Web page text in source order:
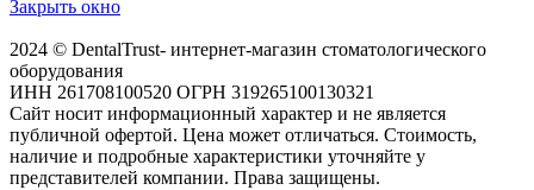
Закрыть окно
2024 © DentalTrust- интернет-магазин стоматологического
оборудования
ИНН 261708100520 ОГРН 319265100130321
Сайт носит информационный характер и не является
публичной офертой. Цена может отличаться. Стоимость,
наличие и подробные характеристики уточняйте у
представителей компании. Права защищены.